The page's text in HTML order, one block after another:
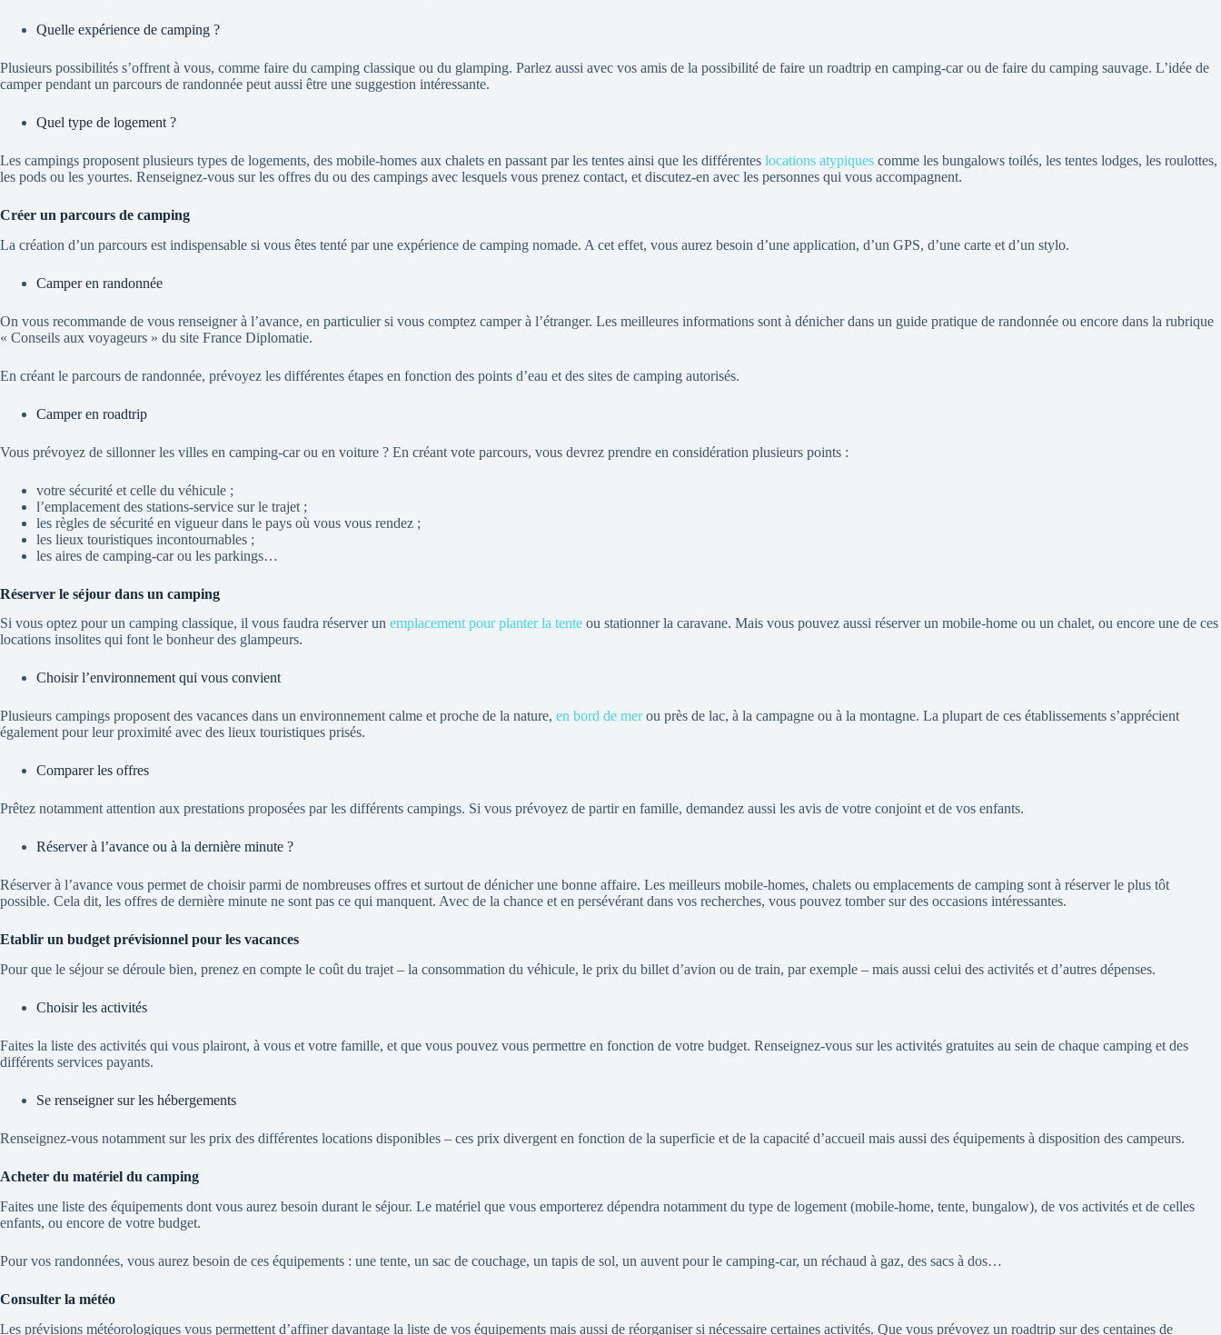
Quelle expérience de camping ?
Plusieurs possibilités s’offrent à vous, comme faire du camping classique ou du glamping. Parlez aussi avec vos amis de la possibilité de faire un roadtrip en camping-car ou de faire du camping sauvage. L’idée de
camper pendant un parcours de randonnée peut aussi être une suggestion intéressante.
Quel type de logement ?
Les campings proposent plusieurs types de logements, des mobile-homes aux chalets en passant par les tentes ainsi que les différentes locations atypiques comme les bungalows toilés, les tentes lodges, les roulottes,
les pods ou les yourtes. Renseignez-vous sur les offres du ou des campings avec lesquels vous prenez contact, et discutez-en avec les personnes qui vous accompagnent.
Créer un parcours de camping
La création d’un parcours est indispensable si vous êtes tenté par une expérience de camping nomade. A cet effet, vous aurez besoin d’une application, d’un GPS, d’une carte et d’un stylo.
Camper en randonnée
On vous recommande de vous renseigner à l’avance, en particulier si vous comptez camper à l’étranger. Les meilleures informations sont à dénicher dans un guide pratique de randonnée ou encore dans la rubrique
« Conseils aux voyageurs » du site France Diplomatie.
En créant le parcours de randonnée, prévoyez les différentes étapes en fonction des points d’eau et des sites de camping autorisés.
Camper en roadtrip
Vous prévoyez de sillonner les villes en camping-car ou en voiture ? En créant vote parcours, vous devrez prendre en considération plusieurs points :
votre sécurité et celle du véhicule ;
l’emplacement des stations-service sur le trajet ;
les règles de sécurité en vigueur dans le pays où vous vous rendez ;
les lieux touristiques incontournables ;
les aires de camping-car ou les parkings…
Réserver le séjour dans un camping
Si vous optez pour un camping classique, il vous faudra réserver un emplacement pour planter la tente ou stationner la caravane. Mais vous pouvez aussi réserver un mobile-home ou un chalet, ou encore une de ces
locations insolites qui font le bonheur des glampeurs.
Choisir l’environnement qui vous convient
Plusieurs campings proposent des vacances dans un environnement calme et proche de la nature, en bord de merou près de lac, à la campagne ou à la montagne. La plupart de ces établissements s’apprécient
également pour leur proximité avec des lieux touristiques prisés.
Comparer les offres
Prêtez notamment attention aux prestations proposées par les différents campings. Si vous prévoyez de partir en famille, demandez aussi les avis de votre conjoint et de vos enfants.
Réserver à l’avance ou à la dernière minute ?
Réserver à l’avance vous permet de choisir parmi de nombreuses offres et surtout de dénicher une bonne affaire. Les meilleurs mobile-homes, chalets ou emplacements de camping sont à réserver le plus tôt
possible. Cela dit, les offres de dernière minute ne sont pas ce qui manquent. Avec de la chance et en persévérant dans vos recherches, vous pouvez tomber sur des occasions intéressantes.
Etablir un budget prévisionnel pour les vacances
Pour que le séjour se déroule bien, prenez en compte le coût du trajet – la consommation du véhicule, le prix du billet d’avion ou de train, par exemple – mais aussi celui des activités et d’autres dépenses.
Choisir les activités
Faites la liste des activités qui vous plairont, à vous et votre famille, et que vous pouvez vous permettre en fonction de votre budget. Renseignez-vous sur les activités gratuites au sein de chaque camping et des
différents services payants.
Se renseigner sur les hébergements
Renseignez-vous notamment sur les prix des différentes locations disponibles – ces prix divergent en fonction de la superficie et de la capacité d’accueil mais aussi des équipements à disposition des campeurs.
Acheter du matériel du camping
Faites une liste des équipements dont vous aurez besoin durant le séjour. Le matériel que vous emporterez dépendra notamment du type de logement (mobile-home, tente, bungalow), de vos activités et de celles
enfants, ou encore de votre budget.
Pour vos randonnées, vous aurez besoin de ces équipements : une tente, un sac de couchage, un tapis de sol, un auvent pour le camping-car, un réchaud à gaz, des sacs à dos…
Consulter la météo
Les prévisions météorologiques vous permettent d’affiner davantage la liste de vos équipements mais aussi de réorganiser si nécessaire certaines activités. Que vous prévoyez un roadtrip sur des centaines de